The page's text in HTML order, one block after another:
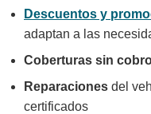
Descuentos y
adaptan a las
Coberturas sin
Reparaciones del
certificados